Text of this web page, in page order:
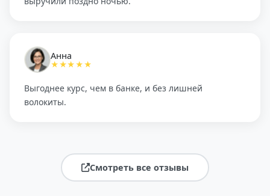
Анна
★★★★★
Выгоднее курс, чем в банке, и без лишней
волокиты.
Смотреть все отзывы